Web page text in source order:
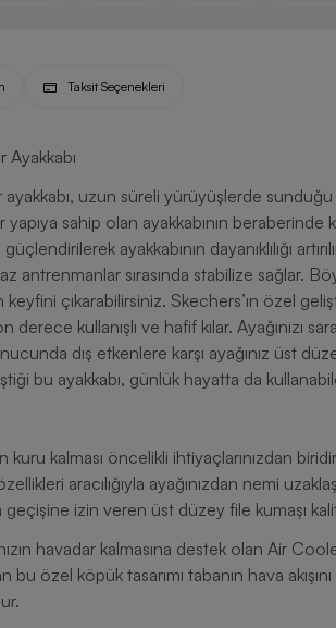
Taksit Seçenekleri
uzun süreli yürüyüşlerde sunduğu
yapıya sahip olan ayakkabının
ayakkabının dayanıklılığı
antrenmanlar sırasında stabilize sağlar.
keyfini çıkarabilirsiniz. Skechers’ın özel
kullanışlı ve hafif kılar. Ayağınızı
dış etkenlere karşı ayağınız üst
bu ayakkabı, günlük hayatta da
kuru kalması öncelikli ihtiyaçlarınızdan
aracılığıyla ayağınızdan nemi
geçişine izin veren üst düzey file kumaşı
havadar kalmasına destek olan Air
özel köpük tasarımı tabanın hava